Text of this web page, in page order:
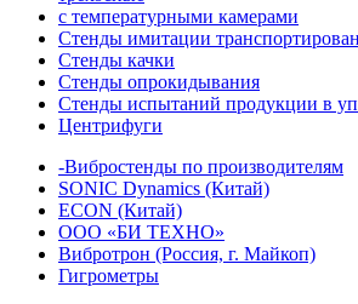
с температурными камерами
Стенды имитации
Стенды качки
Стенды опрокидывания
Стенды испытаний продукции в
Центрифуги
-Вибростенды по производителям
SONIC Dynamics (Китай)
ECON (Китай)
ООО «БИ ТЕХНО»
Вибротрон (Россия, г. Майкоп)
Гигрометры